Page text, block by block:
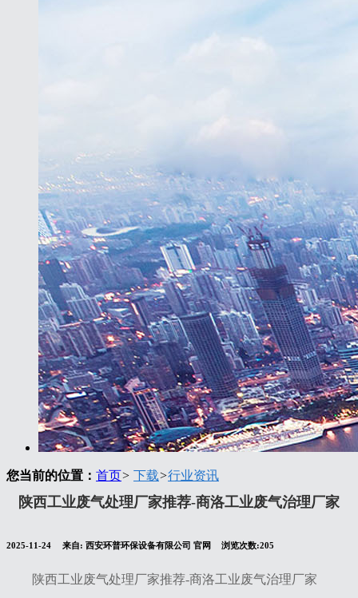
您当前的位置： 首页> 下载>行业资讯
陕西工业废气处理厂家推荐-商洛工业废气治理厂家
2025-11-24 来自: 西安环普环保设备有限公司 官网 浏览次数:205
陕西工业废气处理厂家推荐-商洛工业废气治理厂家